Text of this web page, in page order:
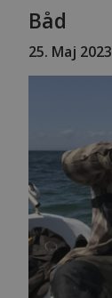
Båd
25. Maj 2023